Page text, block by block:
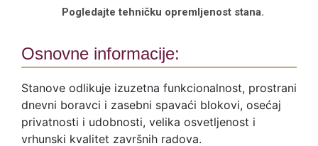
Pogledajte tehničku opremljenost stana.
Osnovne informacije:
Stanove odlikuje izuzetna funkcionalnost, prostrani
dnevni boravci i zasebni spavaći blokovi, osećaj
privatnosti i udobnosti, velika osvetljenost i
vrhunski kvalitet završnih radova.